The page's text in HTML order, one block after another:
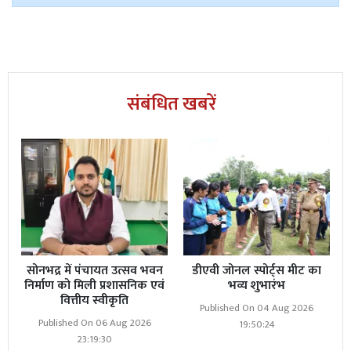
संबंधित खबरें
सोनभद्र में पंचायत उत्सव भवन
निर्माण को मिली प्रशासनिक एवं
वित्तीय स्वीकृति
Published On 06 Aug 2026
23:19:30
डीएवी जोनल स्पोर्ट्स मीट का
भव्य शुभारंभ
Published On 04 Aug 2026
19:50:24